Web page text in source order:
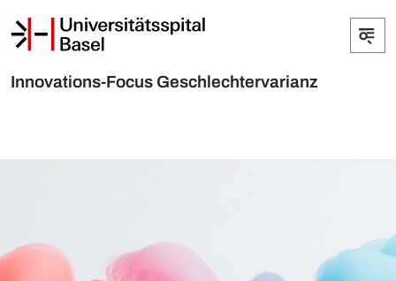
Innovations-Focus Geschlechtervarianz